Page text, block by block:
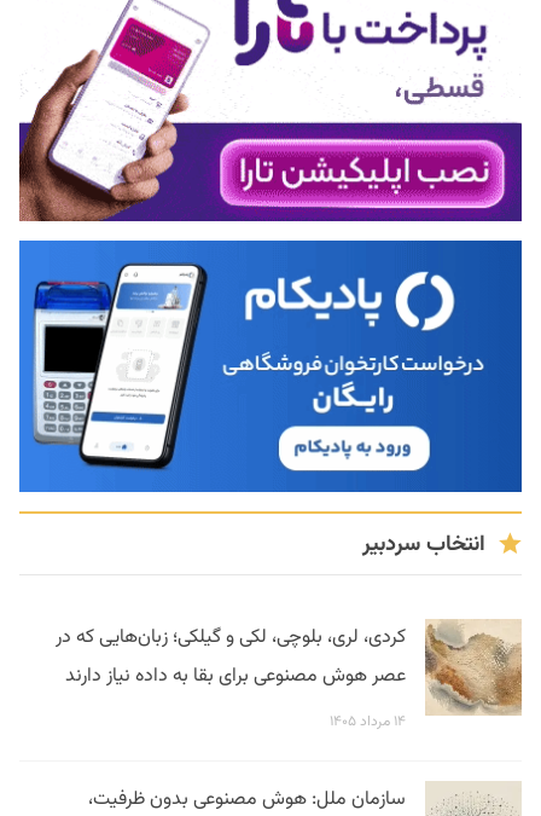
انتخاب سردبیر
کردی، لری، بلوچی، لکی و گیلکی؛ زبان‌هایی که در
عصر هوش مصنوعی برای بقا به داده نیاز دارند
۱۴ مرداد ۱۴۰۵
سازمان ملل: هوش مصنوعی بدون ظرفیت،